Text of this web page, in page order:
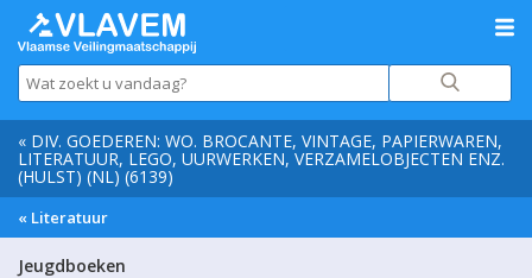
« DIV. GOEDEREN: WO. BROCANTE, VINTAGE, PAPIERWAREN,
LITERATUUR, LEGO, UURWERKEN, VERZAMELOBJECTEN ENZ.
(HULST) (NL) (6139)
« Literatuur
Jeugdboeken